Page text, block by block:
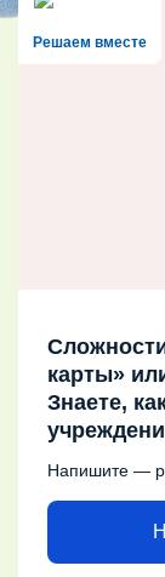
Решаем вместе
карты»
Знаете,
Напишите —